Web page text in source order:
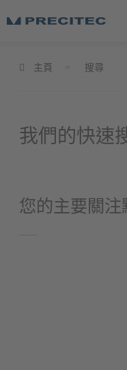
主頁 搜尋
我們的快速
您的主要關注